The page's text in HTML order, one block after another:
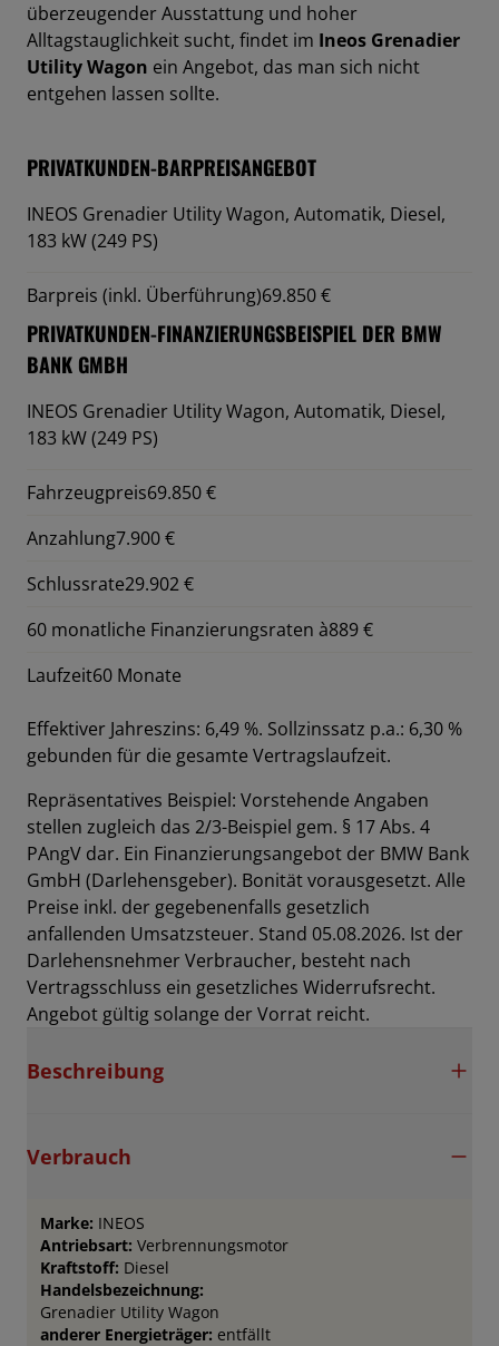
überzeugender Ausstattung und hoher
Alltagstauglichkeit sucht, findet im Ineos Grenadier
Utility Wagon ein Angebot, das man sich nicht
entgehen lassen sollte.
PRIVATKUNDEN-BARPREISANGEBOT
INEOS Grenadier Utility Wagon, Automatik, Diesel,
183 kW (249 PS)
Barpreis (inkl. Überführung)69.850 €
PRIVATKUNDEN-FINANZIERUNGSBEISPIEL DER BMW
BANK GMBH
INEOS Grenadier Utility Wagon, Automatik, Diesel,
183 kW (249 PS)
Fahrzeugpreis69.850 €
Anzahlung7.900 €
Schlussrate29.902 €
60 monatliche Finanzierungsraten à889 €
Laufzeit60 Monate
Effektiver Jahreszins: 6,49 %. Sollzinssatz p.a.: 6,30 %
gebunden für die gesamte Vertragslaufzeit.
Repräsentatives Beispiel: Vorstehende Angaben
stellen zugleich das 2/3-Beispiel gem. § 17 Abs. 4
PAngV dar. Ein Finanzierungsangebot der BMW Bank
GmbH (Darlehensgeber). Bonität vorausgesetzt. Alle
Preise inkl. der gegebenenfalls gesetzlich
anfallenden Umsatzsteuer. Stand 05.08.2026. Ist der
Darlehensnehmer Verbraucher, besteht nach
Vertragsschluss ein gesetzliches Widerrufsrecht.
Angebot gültig solange der Vorrat reicht.
Beschreibung
Verbrauch
Marke: INEOS
Antriebsart: Verbrennungsmotor
Kraftstoff: Diesel
Handelsbezeichnung:
Grenadier Utility Wagon
anderer Energieträger: entfällt